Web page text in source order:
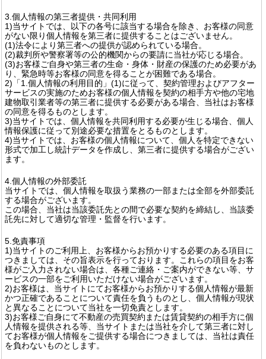
3.個人情報の第三者提供・共同利用
1)当サイトでは、以下の各号に該当する場合を除き、お客様の同意
がない限り個人情報を第三者に提供することはございません。
(1)法令により第三者への提供が認められている場合。
(2)裁判所や警察署等の公的機関からの要請に当社が応じる場合。
(3)お客様ご自身や第三者の生命・身体・財産の保護のため必要があ
り、緊急時等お客様の同意を得ることが困難である場合。
2)「1.個人情報の利用目的」(1)に従って、契約管理およびアフター
サービスの実施のためお客様の個人情報を契約の相手方や他の宅地
建物取引業者等の第三者に提供する必要がある場合、当社はお客様
の同意を得るものとします。
3)当サイトでは、個人情報を共同利用する必要が生じる場合、個人
情報保護に従って別途必要な措置をとるものとします。
4)当サイトでは、お客様の個人情報について、個人を特定できない
形式で加工し統計データを作成し、第三者に提供する場合がござい
ます。
4.個人情報の外部委託
当サイトでは、個人情報を取扱う業務の一部または全部を外部委託
する場合がございます。
この場合、当社は当該委託先との間で必要な契約を締結し、当該委
託先に対して適切な管理・監督を行います。
5.免責事項
1)当サイトのご利用上、お客様からお預かりする必要のある項目に
つきましては、その旨表示を行っております。これらの項目をお客
様がご入力されない場合は、各種ご連絡・ご案内ができない等、サ
ービスの一部をご利用いただけない場合がございます。
2)お客様は、当サイトにてお客様からお預かりする個人情報が最新
かつ正確であることについて責任を負うものとし、個人情報が現状
と異なることについて当社を一切免責とします。
3)お客様ご自身にて不動産の売買契約または賃貸契約の相手方に個
人情報を提供される等、当サイトまたは当社を介して第三者に対し
てお客様が個人情報をご提供する場合につきましては、当社は責任
を負わないものとします。